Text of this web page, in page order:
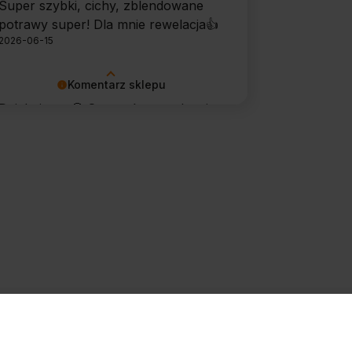
Komentarz sklepu
Dziękujemy 🙂 Super, że urządzenie
Super szybki, cichy, zblendowane
potrawy super! Dla mnie rewelacja👍️
2026-06-15